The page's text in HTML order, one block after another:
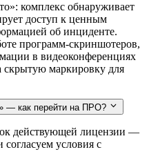
комплекс обнаруживает
доступ к ценным
об инциденте.
программ-скриншотеров,
в видеоконференциях
скрытую маркировку для
— как перейти на ПРО?
действующей лицензии —
согласуем условия с